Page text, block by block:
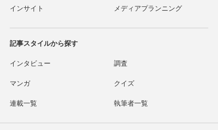
インサイト メディアプランニング
記事スタイルから探す
インタビュー 調査
マンガ クイズ
連載一覧 執筆者一覧